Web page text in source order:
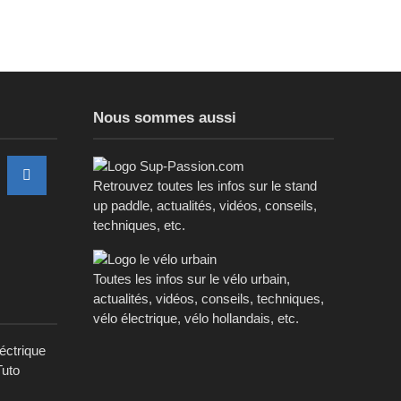
Nous sommes aussi
Retrouvez toutes les infos sur le stand
up paddle, actualités, vidéos, conseils,
techniques, etc.
Toutes les infos sur le vélo urbain,
actualités, vidéos, conseils, techniques,
vélo électrique, vélo hollandais, etc.